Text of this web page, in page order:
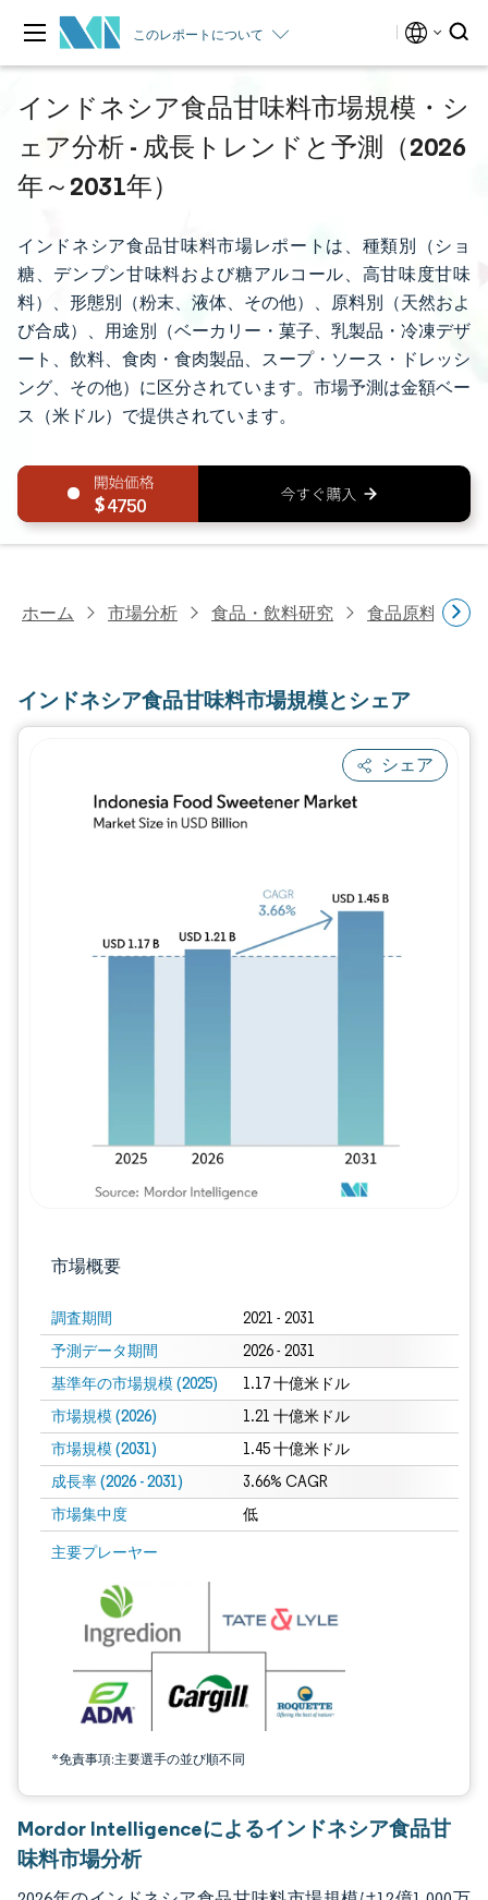
このレポートについて
インドネシア食品甘味料市場規模・シ
ェア分析 - 成長トレンドと予測（2026
年～2031年）
インドネシア食品甘味料市場レポートは、種類別（ショ
糖、デンプン甘味料および糖アルコール、高甘味度甘味
料）、形態別（粉末、液体、その他）、原料別（天然およ
び合成）、用途別（ベーカリー・菓子、乳製品・冷凍デザ
ート、飲料、食肉・食肉製品、スープ・ソース・ドレッシ
ング、その他）に区分されています。市場予測は金額ベー
ス（米ドル）で提供されています。
4750
ホーム 市場分析 食品・飲料研究 食品原料・食
インドネシア食品甘味料市場規模とシェア
シェア
市場概要
調査期間 2021 - 2031
予測データ期間 2026 - 2031
基準年の市場規模 (2025) 1.17 十億米ドル
市場規模 (2026) 1.21 十億米ドル
市場規模 (2031) 1.45 十億米ドル
成長率 (2026 - 2031) 3.66% CAGR
市場集中度 低
主要プレーヤー
*免責事項:主要選手の並び順不同
画像 © Mordor Intelligence。再利用にはCC BY 4.0の表示が必要です。
Mordor Intelligenceによるインドネシア食品甘
味料市場分析